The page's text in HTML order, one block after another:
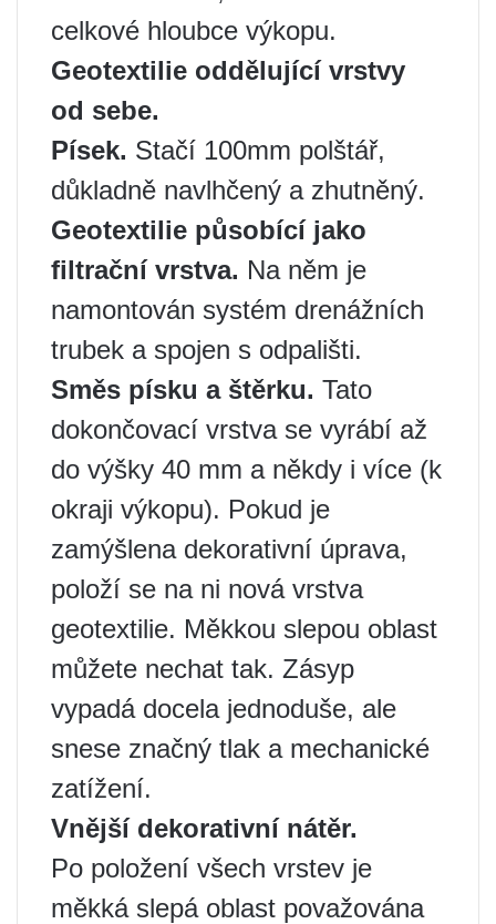
celkové hloubce výkopu.
Geotextilie oddělující vrstvy
od sebe.
Písek. Stačí 100mm polštář,
důkladně navlhčený a zhutněný.
Geotextilie působící jako
filtrační vrstva. Na něm je
namontován systém drenážních
trubek a spojen s odpališti.
Směs písku a štěrku. Tato
dokončovací vrstva se vyrábí až
do výšky 40 mm a někdy i více (k
okraji výkopu). Pokud je
zamýšlena dekorativní úprava,
položí se na ni nová vrstva
geotextilie. Měkkou slepou oblast
můžete nechat tak. Zásyp
vypadá docela jednoduše, ale
snese značný tlak a mechanické
zatížení.
Vnější dekorativní nátěr.
Po položení všech vrstev je
měkká slepá oblast považována